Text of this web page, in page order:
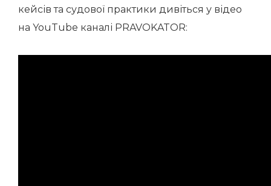
кейсів та судової практики дивіться у відео
на YouTube каналі PRAVOKATOR: